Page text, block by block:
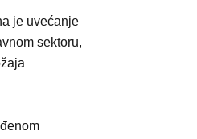
je uvećanje
sektoru,